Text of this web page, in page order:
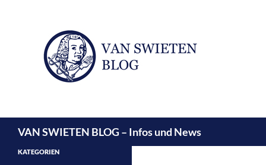
VAN SWIETEN BLOG – Infos und News
KATEGORIEN